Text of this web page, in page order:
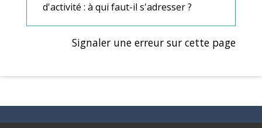
d'activité : à qui faut-il s'adresser ?
Signaler une erreur sur cette page